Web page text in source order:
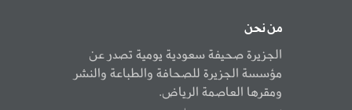
من نحن
الجزيرة صحيفة سعودية يومية تصدر عن
مؤسسة الجزيرة للصحافة والطباعة والنشر
ومقرها العاصمة الرياض.